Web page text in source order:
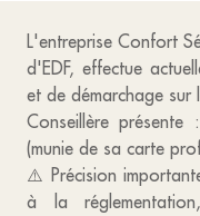
L'entreprise Confort
d'EDF, effectue
et de démarchage sur
Conseillère présente
(munie de sa carte
⚠️ Précision
à la